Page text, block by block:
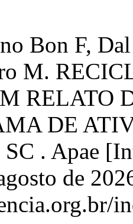
Bon F,
M.
RELATO
DE
. Apae
de